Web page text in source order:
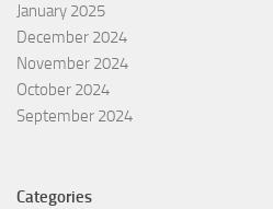
January 2025
December 2024
November 2024
October 2024
September 2024
Categories